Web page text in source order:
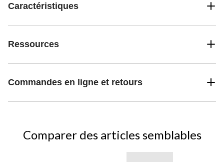
Caractéristiques
Ressources
Commandes en ligne et retours
Comparer des articles semblables